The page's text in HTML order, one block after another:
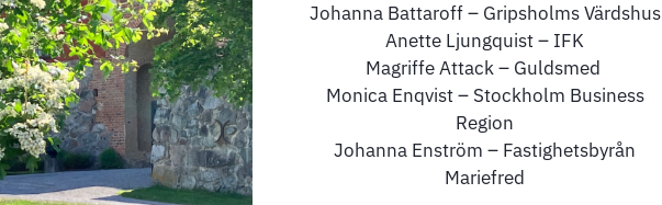
Johanna Battaroff – Gripsholms Värdshus
Anette Ljungquist – IFK
Magriffe Attack – Guldsmed
Monica Enqvist – Stockholm Business
Region
Johanna Enström – Fastighetsbyrån
Mariefred